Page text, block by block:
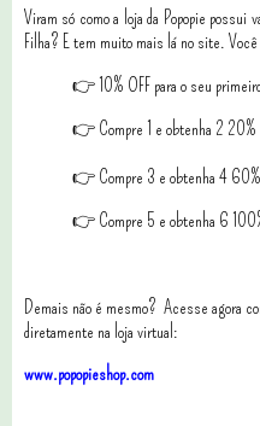
Viram só como a loja da Popopie possui
Filha? E tem muito mais lá no site. Você
👉 10% OFF para o seu
👉 Compre 1 e obtenha 2 20%
👉 Compre 3 e obtenha 4
👉 Compre 5 e obtenha 6
Demais não é mesmo? Acesse agora
diretamente na loja virtual:
www.popopieshop.com